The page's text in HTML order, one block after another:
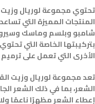
تحتوي مجموعة لوريال وزيت
المنتجات المميزة التي
شامبو وبلسم وماسك
بتركيبتها الخاصة التي
الأخرى التي تعمل على
تعد مجموعة لوريال وزيت
الشعر، بما في ذلك الشعر
إعطاء الشعر مظهرًا ناعمًا